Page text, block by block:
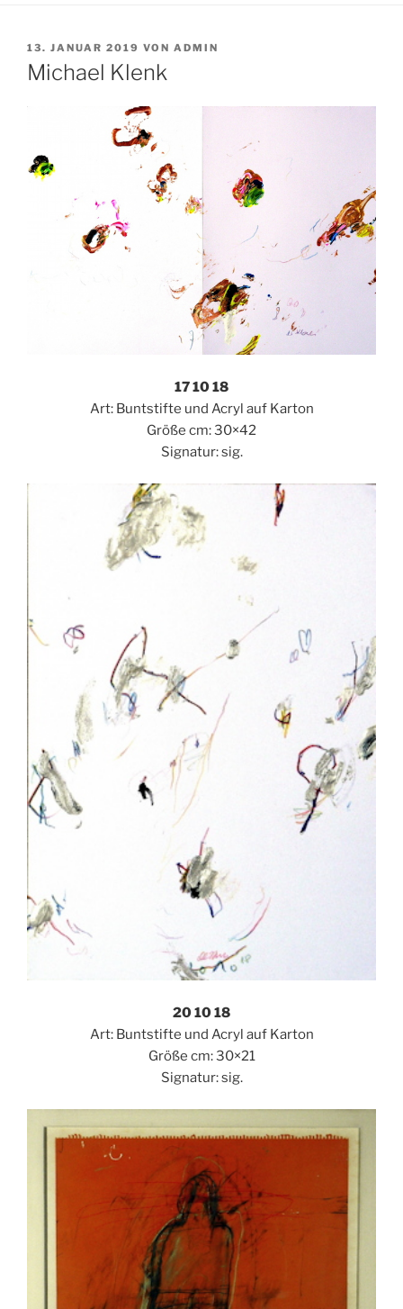
VERÖFFENTLICHT
AM
13. JANUAR 2019 VON ADMIN
Michael Klenk
17 10 18
Art: Buntstifte und Acryl auf Karton
Größe cm: 30×42
Signatur: sig.
20 10 18
Art: Buntstifte und Acryl auf Karton
Größe cm: 30×21
Signatur: sig.